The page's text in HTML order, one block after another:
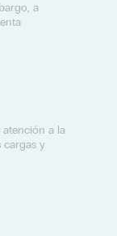
a
a la
cargas y